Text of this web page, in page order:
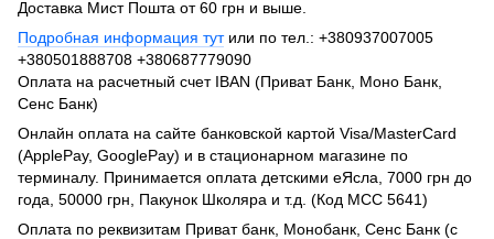
Доставка Мист Пошта от 60 грн и выше.
Подробная информация тутили по тел.: +380937007005
+380501888708 +380687779090
Оплата на расчетный счет IBAN (Приват Банк, Моно Банк,
Сенс Банк)
Онлайн оплата на сайте банковской картой Visa/MasterCard
(ApplePay, GooglePay) и в стационарном магазине по
терминалу. Принимается оплата детскими еЯсла, 7000 грн до
года, 50000 грн, Пакунок Школяра и т.д. (Код МСС 5641)
Оплата по реквизитам Приват банк, Монобанк, Сенс Банк (с